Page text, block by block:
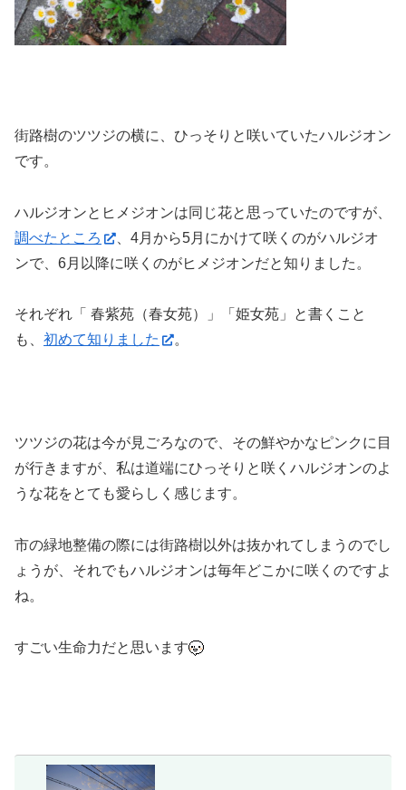
街路樹のツツジの横に、ひっそりと咲いていたハルジオン
です。
ハルジオンとヒメジオンは同じ花と思っていたのですが、
調べたところ
、4月から5月にかけて咲くのがハルジオ
ンで、6月以降に咲くのがヒメジオンだと知りました。
それぞれ「 春紫苑（春女苑）」「姫女苑」と書くこと
も、 初めて知りました 。
ツツジの花は今が見ごろなので、その鮮やかなピンクに目
が行きますが、私は道端にひっそりと咲くハルジオンのよ
うな花をとても愛らしく感じます。
市の緑地整備の際には街路樹以外は抜かれてしまうのでし
ょうが、それでもハルジオンは毎年どこかに咲くのですよ
ね。
すごい生命力だと思います